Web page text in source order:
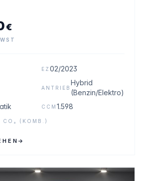
€
EZ 02/2023
ANTRIEB
Hybrid
(Benzin/Elektro)
CCM 1.598
(KOMB.)
→